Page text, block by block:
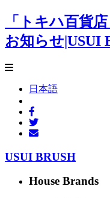
「トキハ百貨
お知らせ|USUI
日本語
USUI BRUSH
House Brands